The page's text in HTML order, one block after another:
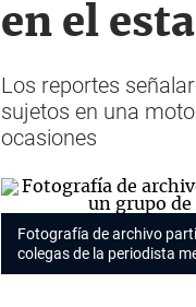
en el
Los reportes
sujetos en una
ocasiones
Fotografía de archivo
colegas de la periodista